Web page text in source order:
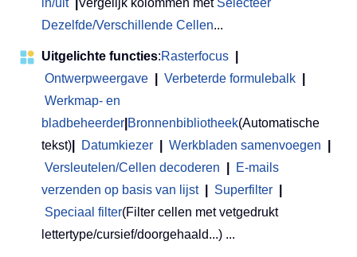
Dezelfde/Verschillende Cellen...
Uitgelichte functies:Rasterfocus
Ontwerpweergave
Verbeterde formulebalk
Werkmap- en
bladbeheerder Bronnenbibliotheek(Automatische
tekst)
Datumkiezer Werkbladen samenvoegen
Versleutelen/Cellen decoderen
E-mails
verzenden op basis van lijst
Superfilter
Speciaal filter(Filter cellen met vetgedrukt
lettertype/cursief/doorgehaald...) ...